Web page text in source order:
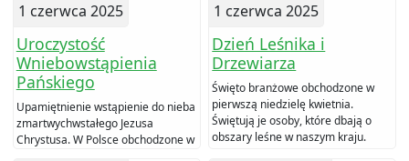
1 czerwca 2025
Uroczystość
Wniebowstąpienia
Pańskiego
Upamiętnienie wstąpienie do nieba
zmartwychwstałego Jezusa
Chrystusa. W Polsce obchodzone w
1 czerwca 2025
Dzień Leśnika i
Drzewiarza
Święto branżowe obchodzone w
pierwszą niedzielę kwietnia.
Świętują je osoby, które dbają o
obszary leśne w naszym kraju.